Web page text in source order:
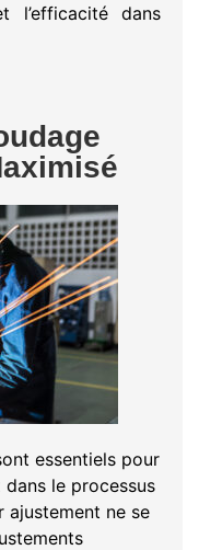
l’efficacité dans
essentiels pour
le processus
ajustement ne se